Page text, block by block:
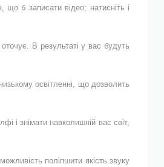
б записати відео; натисніть і
В результаті у вас будуть
освітленні, що дозволить
і знімати навколишній вас світ,
поліпшити якість звуку